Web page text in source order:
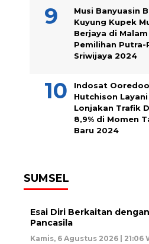
Musi Banyuasin
Kuyung Kupek
Berjaya di Malam
Pemilihan Putra-
Sriwijaya 2024
Indosat Ooredoo
Hutchison
Lonjakan Trafik
8,9% di Momen
Baru 2024
SUMSEL
Esai Diri Berkaitan
Pancasila
Kamis, 6 Agustus 2026 | 21:06